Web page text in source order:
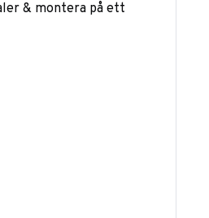
& montera på ett